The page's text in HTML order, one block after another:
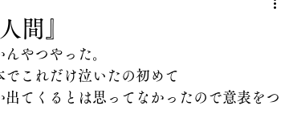
間』
やつやった。
これだけ泣いたの初めて
てくるとは思ってなかったので意表をつ